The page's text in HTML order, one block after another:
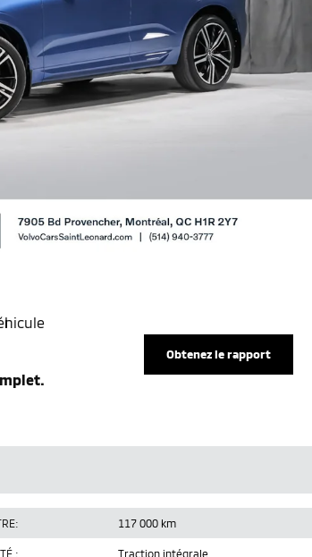
Obtenez le rapport
117 000 km
: Traction intégrale